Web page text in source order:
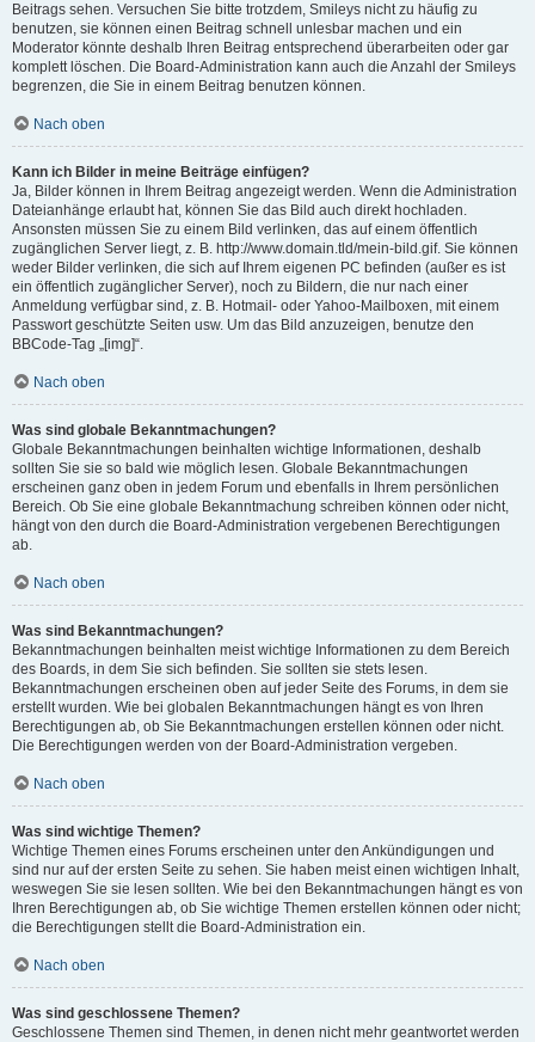
Beitrags sehen. Versuchen Sie bitte trotzdem, Smileys nicht zu häufig zu
benutzen, sie können einen Beitrag schnell unlesbar machen und ein
Moderator könnte deshalb Ihren Beitrag entsprechend überarbeiten oder gar
komplett löschen. Die Board-Administration kann auch die Anzahl der Smileys
begrenzen, die Sie in einem Beitrag benutzen können.
Nach oben
Kann ich Bilder in meine Beiträge einfügen?
Ja, Bilder können in Ihrem Beitrag angezeigt werden. Wenn die Administration
Dateianhänge erlaubt hat, können Sie das Bild auch direkt hochladen.
Ansonsten müssen Sie zu einem Bild verlinken, das auf einem öffentlich
zugänglichen Server liegt, z. B. http://www.domain.tld/mein-bild.gif. Sie können
weder Bilder verlinken, die sich auf Ihrem eigenen PC befinden (außer es ist
ein öffentlich zugänglicher Server), noch zu Bildern, die nur nach einer
Anmeldung verfügbar sind, z. B. Hotmail- oder Yahoo-Mailboxen, mit einem
Passwort geschützte Seiten usw. Um das Bild anzuzeigen, benutze den
BBCode-Tag „[img]“.
Nach oben
Was sind globale Bekanntmachungen?
Globale Bekanntmachungen beinhalten wichtige Informationen, deshalb
sollten Sie sie so bald wie möglich lesen. Globale Bekanntmachungen
erscheinen ganz oben in jedem Forum und ebenfalls in Ihrem persönlichen
Bereich. Ob Sie eine globale Bekanntmachung schreiben können oder nicht,
hängt von den durch die Board-Administration vergebenen Berechtigungen
ab.
Nach oben
Was sind Bekanntmachungen?
Bekanntmachungen beinhalten meist wichtige Informationen zu dem Bereich
des Boards, in dem Sie sich befinden. Sie sollten sie stets lesen.
Bekanntmachungen erscheinen oben auf jeder Seite des Forums, in dem sie
erstellt wurden. Wie bei globalen Bekanntmachungen hängt es von Ihren
Berechtigungen ab, ob Sie Bekanntmachungen erstellen können oder nicht.
Die Berechtigungen werden von der Board-Administration vergeben.
Nach oben
Was sind wichtige Themen?
Wichtige Themen eines Forums erscheinen unter den Ankündigungen und
sind nur auf der ersten Seite zu sehen. Sie haben meist einen wichtigen Inhalt,
weswegen Sie sie lesen sollten. Wie bei den Bekanntmachungen hängt es von
Ihren Berechtigungen ab, ob Sie wichtige Themen erstellen können oder nicht;
die Berechtigungen stellt die Board-Administration ein.
Nach oben
Was sind geschlossene Themen?
Geschlossene Themen sind Themen, in denen nicht mehr geantwortet werden